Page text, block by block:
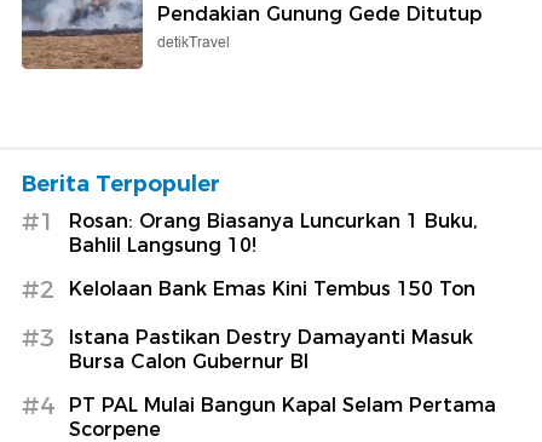
Pendakian Gunung Gede Ditutup
detikTravel
Berita Terpopuler
#1
Rosan: Orang Biasanya Luncurkan 1 Buku,
Bahlil Langsung 10!
#2 Kelolaan Bank Emas Kini Tembus 150 Ton
#3
Istana Pastikan Destry Damayanti Masuk
Bursa Calon Gubernur BI
#4
PT PAL Mulai Bangun Kapal Selam Pertama
Scorpene